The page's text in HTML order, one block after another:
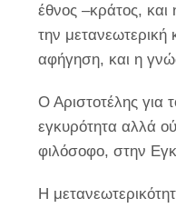
έθνος –κράτος,
την μετανεωτερική
αφήγηση, και η
Ο Αριστοτέλης για
εγκυρότητα αλλά
φιλόσοφο, στην
Η